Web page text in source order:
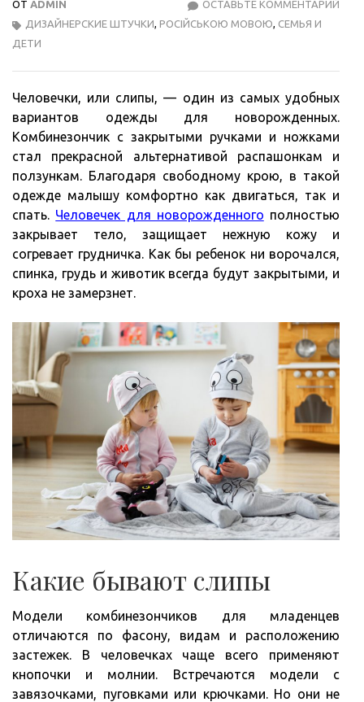
ОТ ADMIN ОСТАВЬТЕ КОММЕНТАРИЙ
ДИЗАЙНЕРСКИЕ ШТУЧКИ РОСІЙСЬКОЮ МОВОЮ СЕМЬЯ И
ДЕТИ
Человечки, или слипы, — один из самых удобных
вариантов одежды для новорожденных.
Комбинезончик с закрытыми ручками и ножками
стал прекрасной альтернативой распашонкам и
ползункам. Благодаря свободному крою, в такой
одежде малышу комфортно как двигаться, так и
спать. Человечек для новорожденного полностью
закрывает тело, защищает нежную кожу и
согревает грудничка. Как бы ребенок ни ворочался,
спинка, грудь и животик всегда будут закрытыми, и
кроха не замерзнет.
Какие бывают слипы
Модели комбинезончиков для младенцев
отличаются по фасону, видам и расположению
застежек. В человечках чаще всего применяют
кнопочки и молнии. Встречаются модели с
завязочками, пуговками или крючками. Но они не